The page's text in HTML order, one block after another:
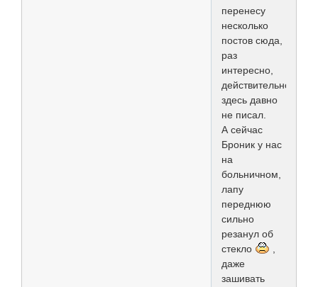
перенесу
несколько
постов сюда,
раз
интересно,
действительно,
здесь давно
не писал.
А сейчас
Броник у нас
на
больничном,
лапу
переднюю
сильно
резанул об
стекло
даже
зашивать